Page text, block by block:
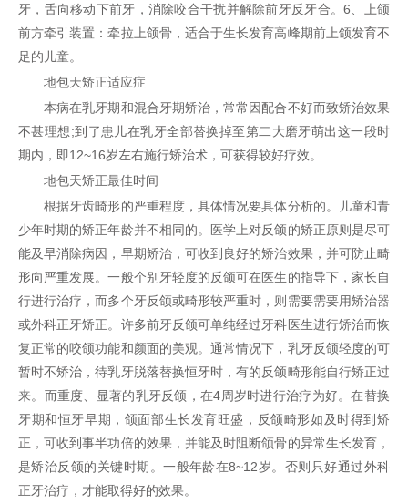
牙，舌向移动下前牙，消除咬合干扰并解除前牙反牙合。6、上颌
前方牵引装置：牵拉上颌骨，适合于生长发育高峰期前上颌发育不
足的儿童。
地包天矫正适应症
本病在乳牙期和混合牙期矫治，常常因配合不好而致矫治效果
不甚理想;到了患儿在乳牙全部替换掉至第二大磨牙萌出这一段时
期内，即12~16岁左右施行矫治术，可获得较好疗效。
地包天矫正最佳时间
根据牙齿畸形的严重程度，具体情况要具体分析的。儿童和青
少年时期的矫正年龄并不相同的。医学上对反颌的矫正原则是尽可
能及早消除病因，早期矫治，可收到良好的矫治效果，并可防止畸
形向严重发展。一般个别牙轻度的反颌可在医生的指导下，家长自
行进行治疗，而多个牙反颌或畸形较严重时，则需要需要用矫治器
或外科正牙矫正。许多前牙反颌可单纯经过牙科医生进行矫治而恢
复正常的咬颌功能和颜面的美观。通常情况下，乳牙反颌轻度的可
暂时不矫治，待乳牙脱落替换恒牙时，有的反颌畸形能自行矫正过
来。而重度、显著的乳牙反颌，在4周岁时进行治疗为好。在替换
牙期和恒牙早期，颌面部生长发育旺盛，反颌畸形如及时得到矫
正，可收到事半功倍的效果，并能及时阻断颌骨的异常生长发育，
是矫治反颌的关键时期。一般年龄在8~12岁。否则只好通过外科
正牙治疗，才能取得好的效果。